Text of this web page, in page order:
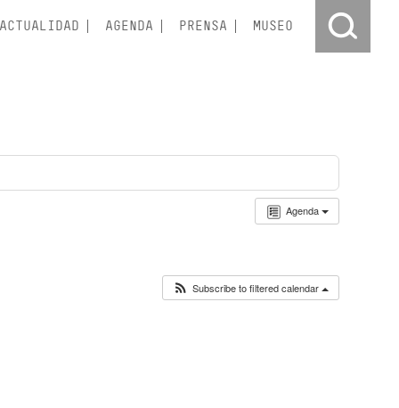
ACTUALIDAD AGENDA PRENSA MUSEO
Agenda
Subscribe to filtered calendar